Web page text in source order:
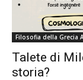
Filosofia della Grecia
Talete di
storia?